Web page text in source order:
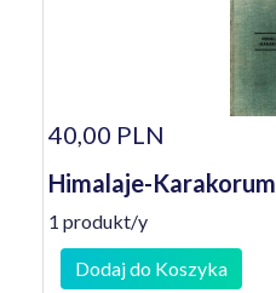
40,00 PLN
Himalaje-Karakorum
1 produkt/y
Dodaj do Koszyka